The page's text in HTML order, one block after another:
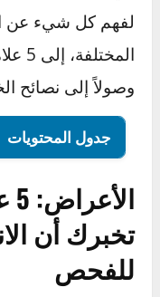
الحساسة من الحرارة
في هذا الدليل
لفهم كل شيء عن
وصولاً إلى نصائح
جدول المحتويات